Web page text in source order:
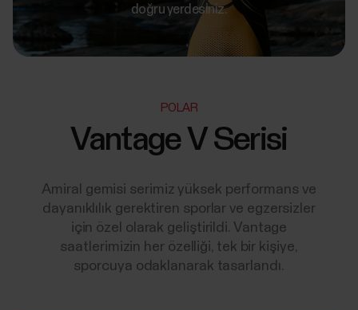
doğru yerdesiniz.
POLAR
Vantage V Serisi
Amiral gemisi serimiz yüksek performans ve
dayanıklılık gerektiren sporlar ve egzersizler
için özel olarak geliştirildi. Vantage
saatlerimizin her özelliği, tek bir kişiye,
sporcuya odaklanarak tasarlandı.